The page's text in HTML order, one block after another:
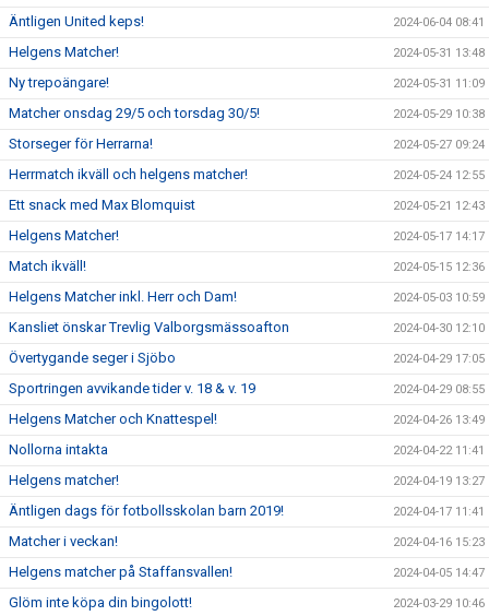
Äntligen United keps! 2024-06-04 08:41
Helgens Matcher! 2024-05-31 13:48
Ny trepoängare! 2024-05-31 11:09
Matcher onsdag 29/5 och torsdag 30/5! 2024-05-29 10:38
Storseger för Herrarna! 2024-05-27 09:24
Herrmatch ikväll och helgens matcher! 2024-05-24 12:55
Ett snack med Max Blomquist 2024-05-21 12:43
Helgens Matcher! 2024-05-17 14:17
Match ikväll! 2024-05-15 12:36
Helgens Matcher inkl. Herr och Dam! 2024-05-03 10:59
Kansliet önskar Trevlig Valborgsmässoafton 2024-04-30 12:10
Övertygande seger i Sjöbo 2024-04-29 17:05
Sportringen avvikande tider v. 18 & v. 19 2024-04-29 08:55
Helgens Matcher och Knattespel! 2024-04-26 13:49
Nollorna intakta 2024-04-22 11:41
Helgens matcher! 2024-04-19 13:27
Äntligen dags för fotbollsskolan barn 2019! 2024-04-17 11:41
Matcher i veckan! 2024-04-16 15:23
Helgens matcher på Staffansvallen! 2024-04-05 14:47
Glöm inte köpa din bingolott! 2024-03-29 10:46